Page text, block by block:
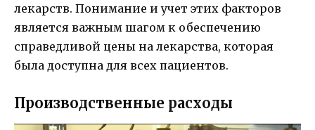
лекарств. Понимание и учет этих факторов
является важным шагом к обеспечению
справедливой цены на лекарства, которая
была доступна для всех пациентов.
Производственные расходы